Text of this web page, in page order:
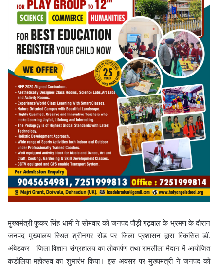
मुख्यमंत्री पुष्कर सिंह धामी ने सोमवार को जनपद पौड़ी गढ़वाल के भ्रमण के दौरान
जनपद मुख्यालय स्थित श्रीनगर रोड पर जिला प्रशासन द्वारा विकसित डॉ.
अंबेडकर जिला विज्ञान संग्रहालय का लोकार्पण तथा रामलीला मैदान में आयोजित
कंडोलिया महोत्सव का शुभारंभ किया। इस अवसर पर मुख्यमंत्री ने जनपद को